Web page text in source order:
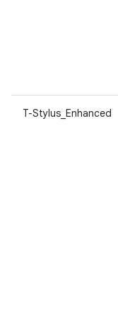
T-Stylus_Enhanced